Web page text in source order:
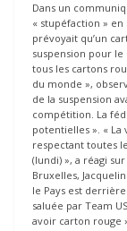
Dans un
« stupéfaction »
prévoyait qu’un
suspension pour le
tous les cartons
du monde »,
de la suspension
compétition. La
potentielles ». « La
respectant toutes
(lundi) », a réagi
Bruxelles,
le Pays est
saluée par Team
avoir carton rouge